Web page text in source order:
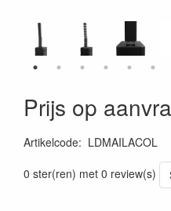
Prijs op
Artikelcode: LDMAILACOL
0 ster(ren) met 0 review(s)